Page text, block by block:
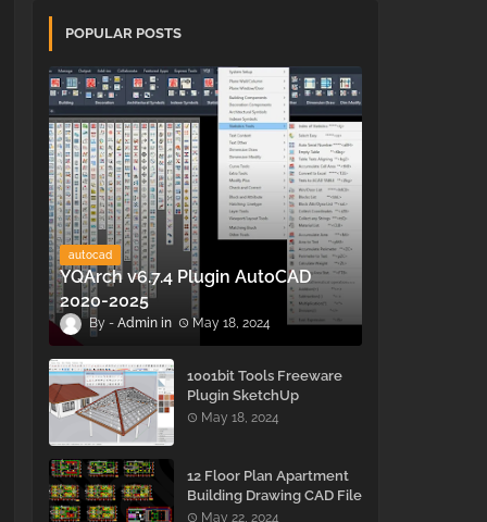
POPULAR POSTS
autocad
YQArch v6.7.4 Plugin AutoCAD
2020-2025
Admin May 18, 2024
1001bit Tools Freeware
Plugin SketchUp
May 18, 2024
12 Floor Plan Apartment
Building Drawing CAD File
- Free Download
May 22, 2024